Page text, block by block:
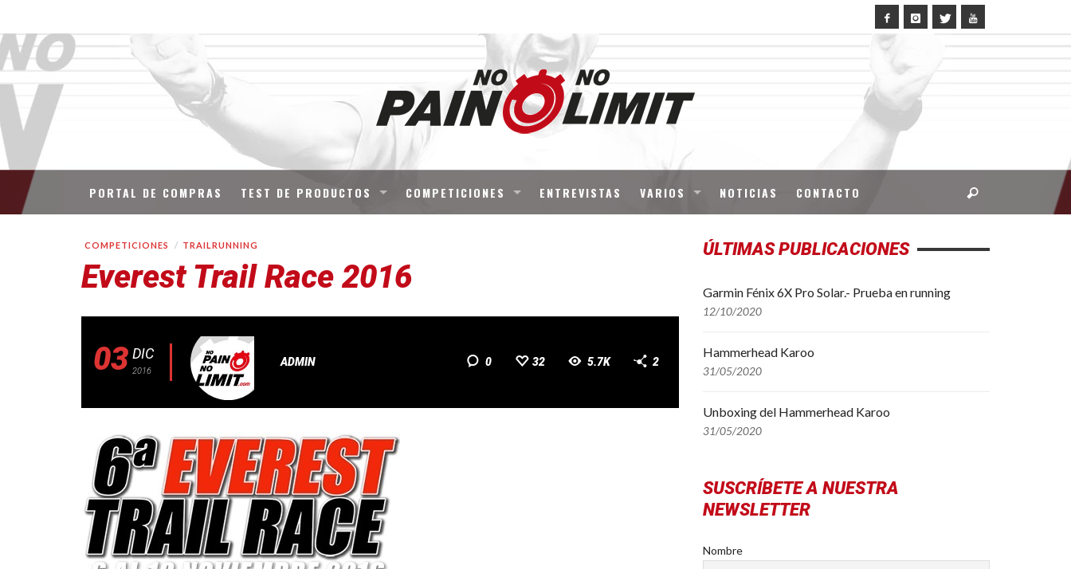
PORTAL DE COMPRAS TEST DE PRODUCTOS COMPETICIONES ENTREVISTAS VARIOS NOTICIAS CONTACTO
COMPETICIONES TRAILRUNNING
Everest Trail Race 2016
03 DIC
2016
ADMIN 0 32 5.7K 2
ÚLTIMAS PUBLICACIONES
Garmin Fénix 6X Pro Solar.- Prueba en running
12/10/2020
Hammerhead Karoo
31/05/2020
Unboxing del Hammerhead Karoo
31/05/2020
SUSCRÍBETE A NUESTRA
NEWSLETTER
Nombre